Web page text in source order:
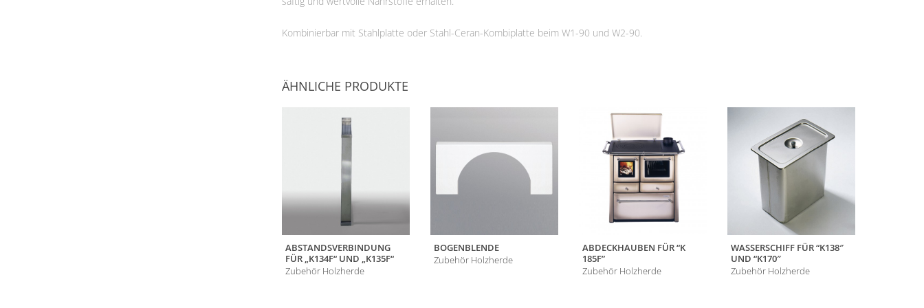
Fördermittel
Kombinierbar mit Stahlplatte oder Stahl-Ceran-Kombiplatte beim W1-90 und W2-90.
ÄHNLICHE PRODUKTE
ABSTANDSVERBINDUNG
FÜR „K134F“ UND „K135F“
Zubehör Holzherde
BOGENBLENDE
Zubehör Holzherde
ABDECKHAUBEN FÜR “K
185F”
Zubehör Holzherde
WASSERSCHIFF FÜR “K138″
UND “K170″
Zubehör Holzherde